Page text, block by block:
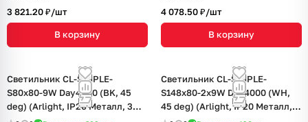
3 821.20 ₽/шт
В корзину
4 078.50 ₽/шт
В корзину
Светильник CL-SIMPLE-
S80x80-9W Day4000 (BK, 45
deg) (Arlight, IP20 Металл, 3
Светильник CL-SIMPLE-
S148x80-2x9W Day4000 (WH,
45 deg) (Arlight, IP20 Металл, 3